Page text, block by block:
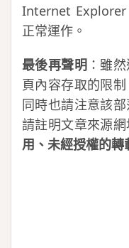
Internet
正常運作。
最後再聲明 ：雖
頁內容存取的限
同時也請注意該
請註明文章來源網
用、未經授權的轉